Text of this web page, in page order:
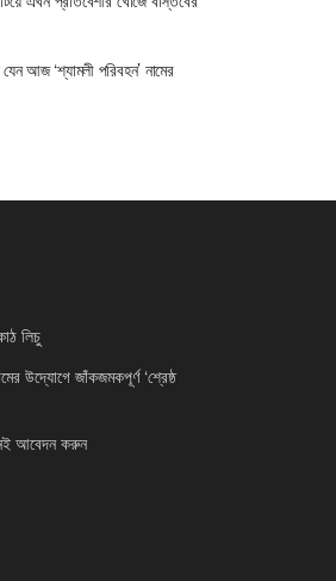
আজ ‘শ্যামলী পরিবহন’ নামের
লিচু
উদ্যোগে জাঁকজমকপূর্ণ ‘শ্রেষ্ঠ
আবেদন করুন